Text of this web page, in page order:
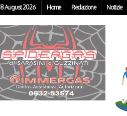
8 August 2026 Home Redazione Notizie